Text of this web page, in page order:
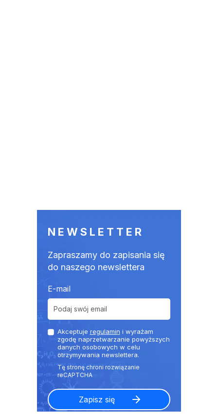
NEWSLETTER
Zapraszamy do zapisania się
do naszego newslettera
E-mail
Akceptuje regulamin i wyrażam
zgodę naprzetwarzanie powyższych
danych osobowych w celu
otrzymywania newslettera.